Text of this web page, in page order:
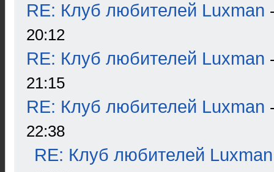
RE: Клуб любителей Luxman
20:12
RE: Клуб любителей Luxman
21:15
RE: Клуб любителей Luxman
22:38
RE: Клуб любителей Luxman